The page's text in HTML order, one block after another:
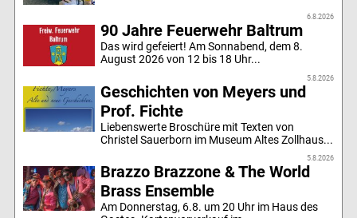
6.8.2026
90 Jahre Feuerwehr Baltrum
Das wird gefeiert! Am Sonnabend, dem 8.
August 2026 von 12 bis 18 Uhr...
5.8.2026
Geschichten von Meyers und
Prof. Fichte
Liebenswerte Broschüre mit Texten von
Christel Sauerborn im Museum Altes Zollhaus...
5.8.2026
Brazzo Brazzone & The World
Brass Ensemble
Am Donnerstag, 6.8. um 20 Uhr im Haus des